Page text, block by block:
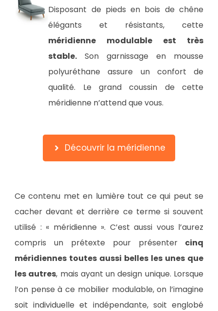
Disposant de pieds en bois de chêne
élégants et résistants, cette
méridienne modulable est très
stable. Son garnissage en mousse
polyuréthane assure un confort de
qualité. Le grand coussin de cette
méridienne n’attend que vous.
Découvrir la méridienne
Ce contenu met en lumière tout ce qui peut se
cacher devant et derrière ce terme si souvent
utilisé : « méridienne ». C’est aussi vous l’aurez
compris un prétexte pour présenter cinq
méridiennes toutes aussi belles les unes que
les autres, mais ayant un design unique. Lorsque
l’on pense à ce mobilier modulable, on l’imagine
soit individuelle et indépendante, soit englobé